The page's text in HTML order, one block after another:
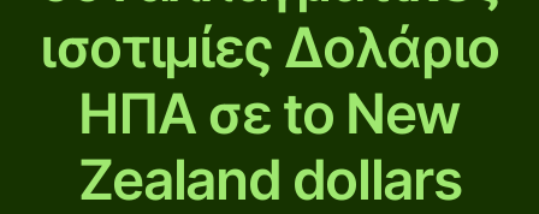
ισοτιμίες Δολάριο
ΗΠΑ σε to New
Zealand dollars